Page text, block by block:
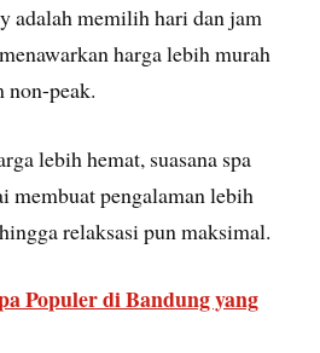
adalah memilih hari dan jam
harga lebih murah
non-peak.
lebih hemat, suasana spa
membuat pengalaman lebih
relaksasi pun maksimal.
Populer di Bandung yang